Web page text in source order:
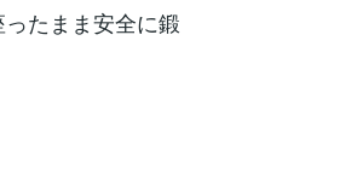
たまま安全に鍛